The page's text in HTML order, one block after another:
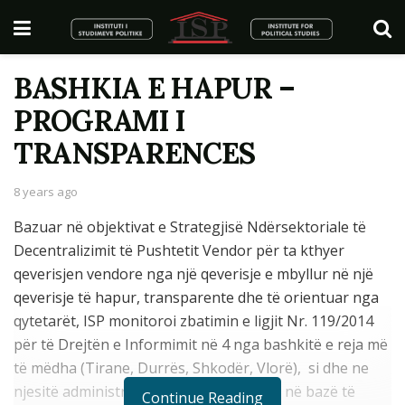
BASHKIA E HAPUR –
PROGRAMI I
TRANSPARENCES
8 years ago
Bazuar në objektivat e Strategjisë Ndërsektoriale të
Decentralizimit të Pushtetit Vendor për ta kthyer
qeverisjen vendore nga një qeverisje e mbyllur në një
qeverisje të hapur, transparente dhe të orientuar nga
qytetarët, ISP monitoroi zbatimin e ligjit Nr. 119/2014
për të Drejtën e Informimit në 4 nga bashkitë e reja më
të mëdha (Tirane, Durrës, Shkodër, Vlorë), si dhe ne
njesitë administrative të tyre të krijuara në bazë të
Continue Reading